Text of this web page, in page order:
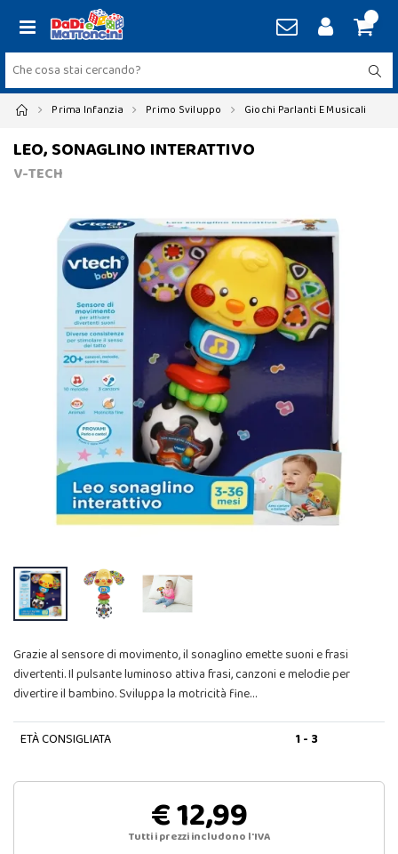
Prima Infanzia Primo Sviluppo Giochi Parlanti E Musicali
LEO, SONAGLINO INTERATTIVO
V-TECH
Grazie al sensore di movimento, il sonaglino emette suoni e frasi
divertenti. Il pulsante luminoso attiva frasi, canzoni e melodie per
divertire il bambino. Sviluppa la motricità fine…
ETÀ CONSIGLIATA 1 - 3
€ 12,99
Tutti i prezzi includono l'IVA